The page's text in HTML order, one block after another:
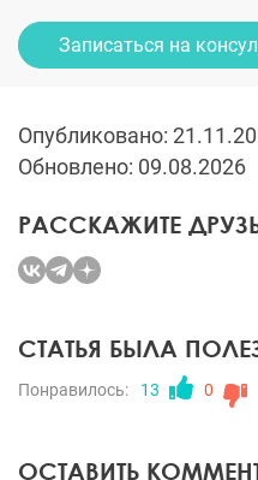
Записаться на
Опубликовано:
Обновлено: 09.08.2026
РАССКАЖИТЕ
СТАТЬЯ БЫЛА
Понравилось: 13 0
ОСТАВИТЬ